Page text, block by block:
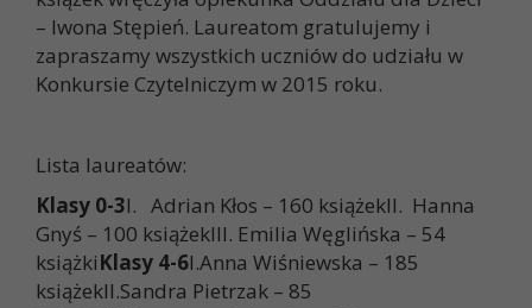
– Iwona Stępień. Laureatom gratulujemy i
zapraszamy wszystkich uczniów do udziału w
Konkursie Czytelniczym w 2015 roku.
Lista laureatów:
Klasy 0-3I. Adrian Kłos – 160 książekII. Hanna
Gnyś – 100 książekIII. Emilia Węglińska – 54
książkiKlasy 4-6I.Anna Wiśniewska – 185
książekII.Sandra Pietrzak – 85